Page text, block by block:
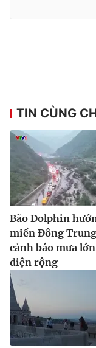
TIN CÙNG
Bão Dolphin
miền Đông Trung
cảnh báo mưa
diện rộng